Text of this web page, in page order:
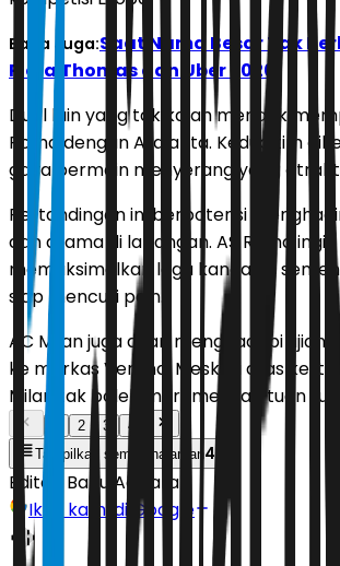
Baca Juga:Saat Nama Besar Tak
Piala Thomas dan Uber 2026
Duel lain yang tak kalah menarik
Roma dengan Atalanta. Kedua tim
gaya bermain menyerang yang
Pertandingan ini berpotensi
dan drama di lapangan. AS Roma ingin
memaksimalkan laga kandang,
siap mencuri poin.
AC Milan juga akan menghadapi ujian
ke markas Verona. Meski di atas
Milan tak boleh meremehkan tuan
2 3
4
Tampilkan semua halaman 4
Editor: Banu Adikara
Ikuti kami di Google